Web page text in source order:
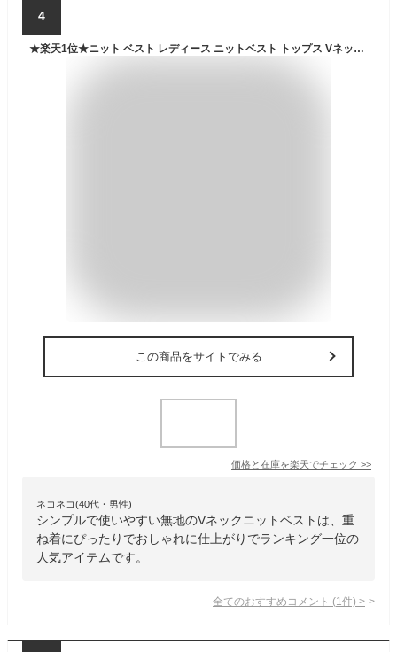
4
★楽天1位★ニット ベスト レディース ニットベスト トップス Vネック ノースリーブ 無地 ニットタンクトップ レイヤード 大人 かわいい 柔らか きれいめ おしゃれ 重ね着 春 秋 冬 ホワイト 白 ベージュ キャメル 黒 ブラック
この商品をサイトでみる
価格と在庫を楽天でチェック >>
ネコネコ(40代・男性)
シンプルで使いやすい無地のVネックニットベストは、重
ね着にぴったりでおしゃれに仕上がりでランキング一位の
人気アイテムです。
全てのおすすめコメント (1 件) >